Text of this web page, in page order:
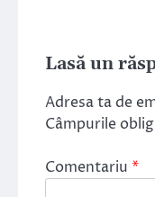
Lasă un
Adresa ta de
Câmpurile
Comentariu *